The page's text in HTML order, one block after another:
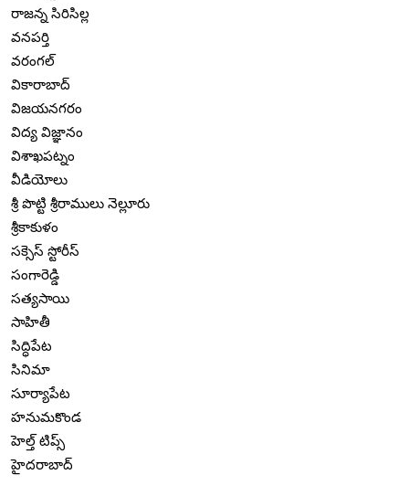
రాజన్న సిరిసిల్ల
వనపర్తి
వరంగల్
వికారాబాద్
విజయనగరం
విద్య విజ్ఞానం
విశాఖపట్నం
వీడియోలు
శ్రీ పొట్టి శ్రీరాములు నెల్లూరు
శ్రీకాకుళం
సక్సెస్ స్టోరీస్
సంగారెడ్డి
సత్యసాయి
సాహితీ
సిద్ధిపేట
సినిమా
సూర్యాపేట
హనుమకొండ
హెల్త్ టిప్స్
హైదరాబాద్